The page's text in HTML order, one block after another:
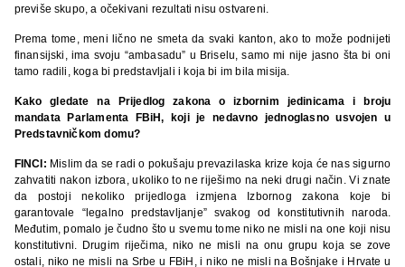
previše skupo, a očekivani rezultati nisu ostvareni.
Prema tome, meni lično ne smeta da svaki kanton, ako to može podnijeti
finansijski, ima svoju “ambasadu” u Briselu, samo mi nije jasno šta bi oni
tamo radili, koga bi predstavljali i koja bi im bila misija.
Kako gledate na Prijedlog zakona o izbornim jedinicama i broju
mandata Parlamenta FBiH, koji je nedavno jednoglasno usvojen u
Predstavničkom domu?
FINCI: Mislim da se radi o pokušaju prevazilaska krize koja će nas sigurno
zahvatiti nakon izbora, ukoliko to ne riješimo na neki drugi način. Vi znate
da postoji nekoliko prijedloga izmjena Izbornog zakona koje bi
garantovale “legalno predstavljanje” svakog od konstitutivnih naroda.
Međutim, pomalo je čudno što u svemu tome niko ne misli na one koji nisu
konstitutivni. Drugim riječima, niko ne misli na onu grupu koja se zove
ostali, niko ne misli na Srbe u FBiH, i niko ne misli na Bošnjake i Hrvate u